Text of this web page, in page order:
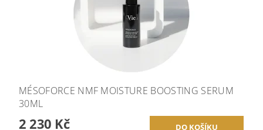
MÉSOFORCE NMF MOISTURE BOOSTING SERUM
30ML
2 230 Kč